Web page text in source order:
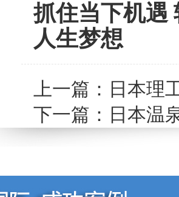
抓住当下机遇
人生梦想
上一篇： 日本理
下一篇： 日本温